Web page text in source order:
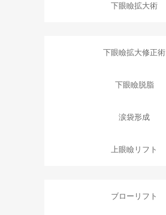
下眼瞼拡大術
下眼瞼拡大修正術
下眼瞼脱脂
涙袋形成
上眼瞼リフト
ブローリフト